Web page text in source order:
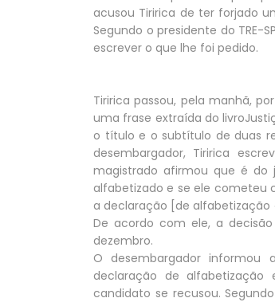
acusou Tiririca de ter forjado
Segundo o presidente do TRE-
escrever o que lhe foi pedido.
Tiririca passou, pela manhã,
uma frase extraída do
o título e o subtítulo de duas
desembargador, Tiririca
magistrado afirmou que é do
alfabetizado e se ele cometeu
a declaração [de alfabetização
De acordo com ele, a
dezembro.
O desembargador
declaração de
candidato se recusou.